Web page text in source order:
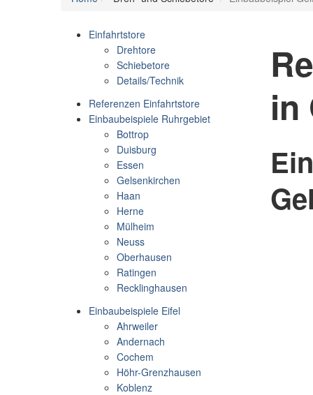
in
Einfahrtstore
Drehtore
Schiebetore
Details/Technik
Referenzen Einfahrtstore
Einbaubeispiele Ruhrgebiet
Bottrop
Duisburg
Essen
Gelsenkirchen
Haan
Herne
Mülheim
Neuss
Oberhausen
Ratingen
Recklinghausen
Einbaubeispiele Eifel
Ahrweiler
Andernach
Cochem
Höhr-Grenzhausen
Koblenz